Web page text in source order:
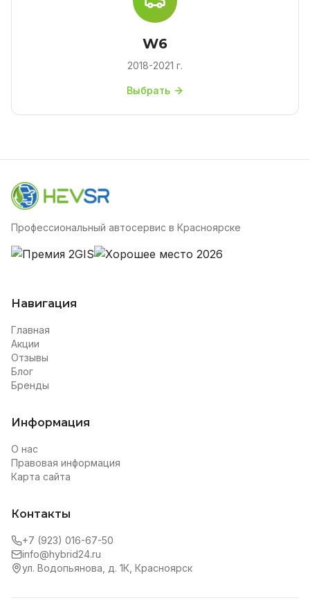
W6
2018-2021 г.
Выбрать
Профессиональный автосервис в Красноярске
Навигация
Главная
Акции
Отзывы
Блог
Бренды
Информация
О нас
Правовая информация
Карта сайта
Контакты
+7 (923) 016-67-50
info@hybrid24.ru
ул. Водопьянова, д. 1К, Красноярск